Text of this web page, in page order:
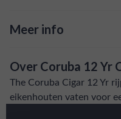
Meer info
Snelle levering: voor
artikel vermeld)
Over Coruba 12 Yr
The Coruba Cigar 12 Yr
eikenhouten vaten voor
Gedurende de